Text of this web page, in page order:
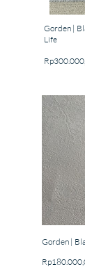
Gorden |
Life
Gorden |